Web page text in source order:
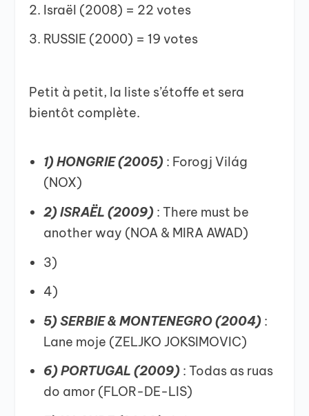
Israël (2008) = 22 votes
RUSSIE (2000) = 19 votes
Petit à petit, la liste s’étoffe et sera
bientôt complète.
1) HONGRIE (2005): Forogj Világ
(NOX)
2) ISRAËL (2009) : There must be
another way (NOA & MIRA AWAD)
3)
4)
5) SERBIE & MONTENEGRO (2004):
Lane moje (ZELJKO JOKSIMOVIC)
6) PORTUGAL (2009): Todas as ruas
do amor (FLOR-DE-LIS)